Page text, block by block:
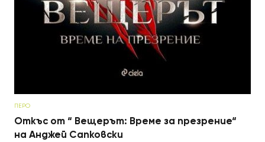
ПЕРО
Откъс от “ Вещерът: Време за презрение“
на Анджей Сапковски